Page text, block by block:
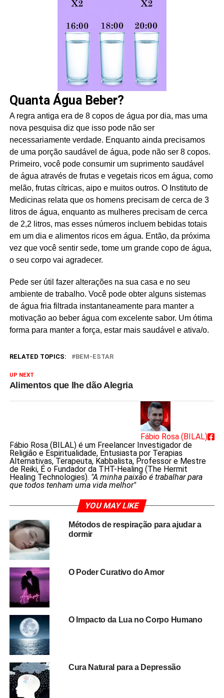
Quanta Água Beber?
A regra antiga era de 8 copos de água por dia, mas uma
nova pesquisa diz que isso pode não ser
necessariamente verdade. Enquanto ainda precisamos
de uma porção saudável de água, pode não ser 8 copos.
Primeiro, você pode consumir um suprimento saudável
de água através de frutas e vegetais ricos em água, como
melão, frutas cítricas, aipo e muitos outros. O Instituto de
Medicinas relata que os homens precisam de cerca de 3
litros de água, enquanto as mulheres precisam de cerca
de 2,2 litros, mas esses números incluem bebidas totais
em um dia e alimentos ricos em água. Então, da próxima
vez que você sentir sede, tome um grande copo de água,
o seu corpo vai agradecer.
Pede ser útil fazer alterações na sua casa e no seu
ambiente de trabalho. Você pode obter alguns sistemas
de água fria filtrada instantaneamente para manter a
motivação ao beber água com excelente sabor. Um ótima
forma para manter a força, estar mais saudável e ativa/o.
RELATED TOPICS: BEM-ESTAR
UP NEXT
Alimentos que lhe dão Alegria
Fábio Rosa (BILAL)
Fábio Rosa (BILAL) é um Freelancer Investigador de
Religião e Espiritualidade, Entusiasta por Terapias
Alternativas, Terapeuta, Kabbalista, Professor e Mestre
de Reiki, É o Fundador da THT-Healing (The Hermit
Healing Technologies). "A minha paixão é trabalhar para
que todos tenham uma vida melhor"
YOU MAY LIKE
Métodos de respiração para ajudar a
dormir
O Poder Curativo do Amor
O Impacto da Lua no Corpo Humano
Cura Natural para a Depressão